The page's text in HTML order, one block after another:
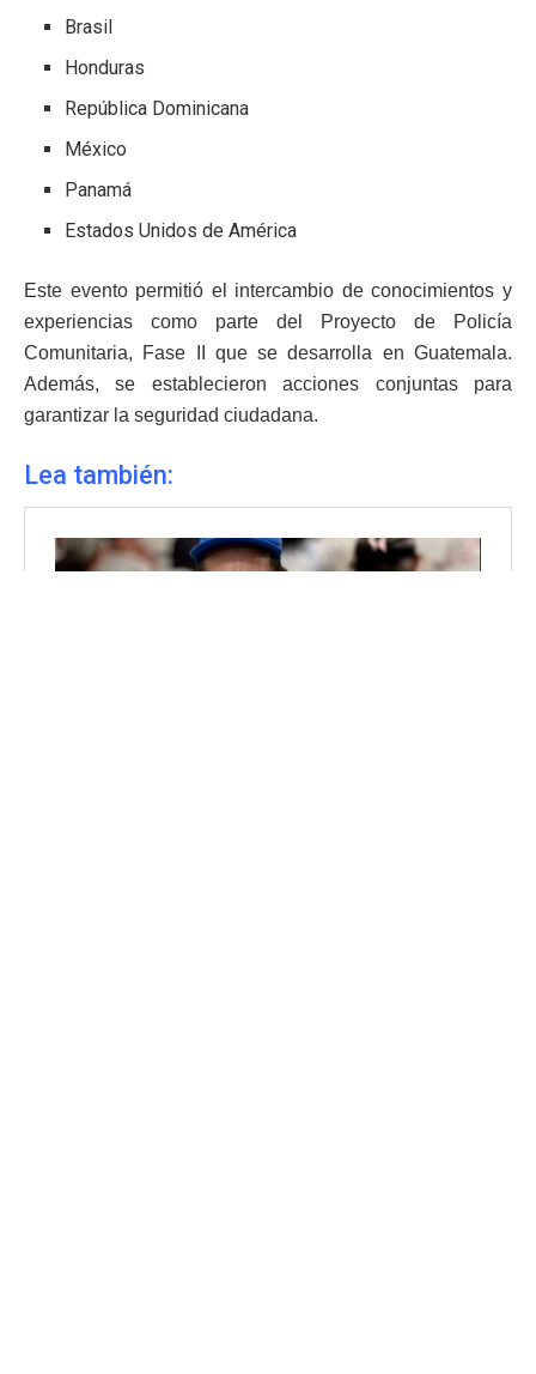
Brasil
Honduras
República Dominicana
México
Panamá
Estados Unidos de América
Este evento permitió el intercambio de conocimientos y
experiencias como parte del Proyecto de Policía
Comunitaria, Fase II que se desarrolla en Guatemala.
Además, se establecieron acciones conjuntas para
garantizar la seguridad ciudadana.
Lea también: